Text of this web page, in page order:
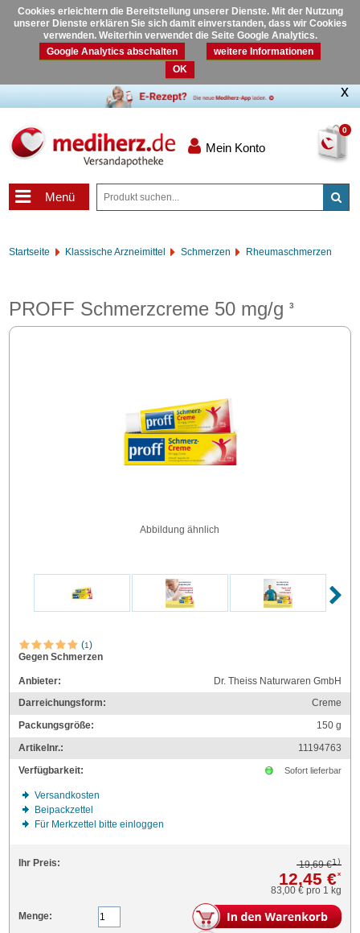
Cookies erleichtern die Bereitstellung unserer Dienste. Mit der Nutzung
unserer Dienste erklären Sie sich damit einverstanden, dass wir Cookies
verwenden. Weiterhin verwendet die Seite Google Analytics.
Google Analytics abschalten
weitere Informationen
OK
0
Mein Konto
Menü
Startseite Klassische Arzneimittel Schmerzen Rheumaschmerzen
PROFF Schmerzcreme 50 mg/g3
Abbildung ähnlich
(1)
Gegen Schmerzen
Anbieter:
Dr. Theiss Naturwaren GmbH
Darreichungsform:
Creme
Packungsgröße:
150g
Artikelnr.:
11194763
Verfügbarkeit:
Sofort lieferbar
Versandkosten
Beipackzettel
Für Merkzettel bitte einloggen
Ihr Preis: 19,69 €1)
12,45 €*
83,00 € pro 1 kg
Menge: